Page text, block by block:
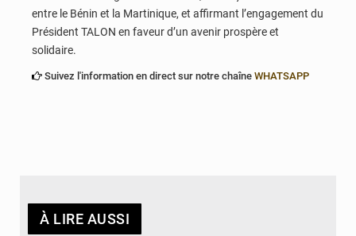
entre le Bénin et la Martinique, et affirmant l’engagement du
Président TALON en faveur d’un avenir prospère et
solidaire.
Suivez l'information en direct sur notre chaîne WHATSAPP
À LIRE AUSSI